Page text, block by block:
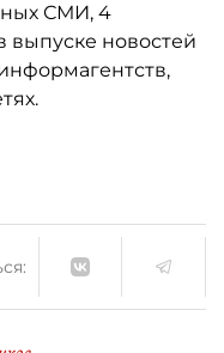
СМИ, 4
новостей